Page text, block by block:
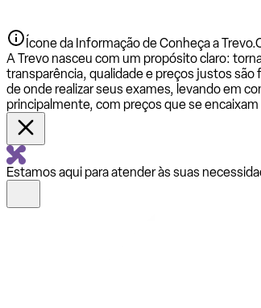
Ícone da Informação de Conheça a Trevo.
A Trevo nasceu com um propósito claro:
transparência, qualidade e preços justos são
de onde realizar seus exames, levando em
principalmente, com preços que se
Estamos aqui para atender às suas